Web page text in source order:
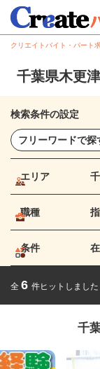
クリエイトバイト・パート
千葉県木更
検索条件の設定
エリア
職種
条件
全 6 件ヒットしました
千